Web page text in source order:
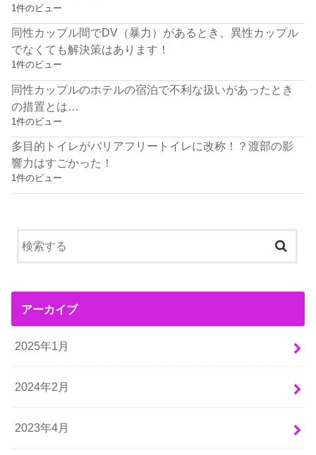
1件のビュー
同性カップル間でDV（暴力）があるとき。異性カップル
でなくても解決策はあります！
1件のビュー
同性カップルのホテルの宿泊で不利な扱いがあったとき
の措置とは…
1件のビュー
多目的トイレがバリアフリートイレに改称！？渡部の影
響力はすごかった！
1件のビュー
アーカイブ
2025年1月
2024年2月
2023年4月